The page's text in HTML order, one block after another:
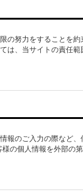
努力をすることを約
は、当サイトの責任
のご入力の際など、
の個人情報を外部の